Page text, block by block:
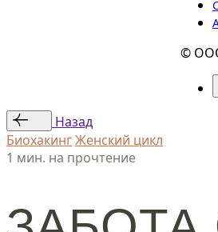
©
Назад
БиохакингЖенский цикл
1 мин. на прочтение